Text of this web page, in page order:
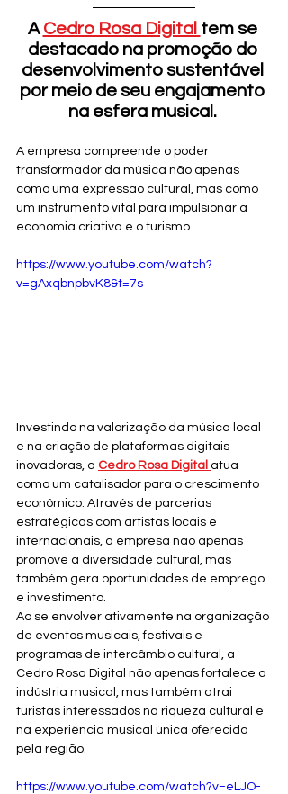
A Cedro Rosa Digital tem se
destacado na promoção do
desenvolvimento sustentável
por meio de seu engajamento
na esfera musical.
A empresa compreende o poder
transformador da música não apenas
como uma expressão cultural, mas como
um instrumento vital para impulsionar a
economia criativa e o turismo.
https://www.youtube.com/watch?
v=gAxqbnpbvK8&t=7s
Investindo na valorização da música local
e na criação de plataformas digitais
inovadoras, a Cedro Rosa Digital atua
como um catalisador para o crescimento
econômico. Através de parcerias
estratégicas com artistas locais e
internacionais, a empresa não apenas
promove a diversidade cultural, mas
também gera oportunidades de emprego
e investimento.
Ao se envolver ativamente na organização
de eventos musicais, festivais e
programas de intercâmbio cultural, a
Cedro Rosa Digital não apenas fortalece a
indústria musical, mas também atrai
turistas interessados na riqueza cultural e
na experiência musical única oferecida
pela região.
https://www.youtube.com/watch?v=eLJO-